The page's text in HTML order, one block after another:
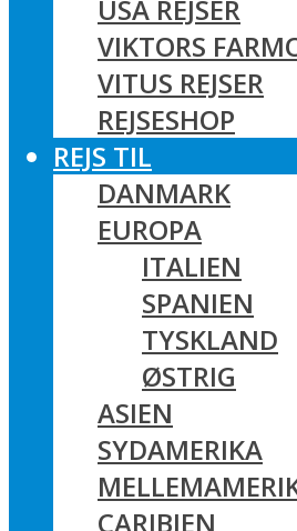
USA REJSER
VIKTORS
VITUS REJSER
REJSESHOP
REJS TIL
DANMARK
EUROPA
ITALIEN
SPANIEN
TYSKLAND
ØSTRIG
ASIEN
SYDAMERIKA
CARIBIEN